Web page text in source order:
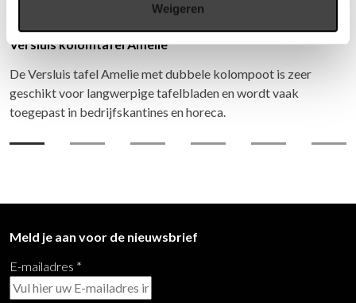
Weigeren
Versluis kolomtafel Amelie
De Versluis tafel Amelie met dubbele kolompoot is zeer
geschikt voor langwerpige tafelbladen en wordt vaak
toegepast in bedrijfskantines en horeca.
Meld je aan voor de nieuwsbrief
E-mailadres *